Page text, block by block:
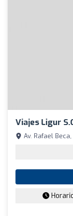
Viajes Ligur
Av. Rafael